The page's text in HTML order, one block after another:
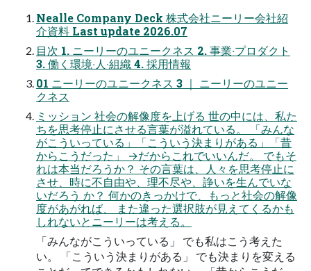
Nealle Company Deck 株式会社ニーリー会社紹
介資料 Last update 2026.07
⽬次 1. ニーリーのユニークネス 2. 事業‧プロダクト
3. 働く環境‧⼈‧組織 4. 採⽤情報
01 ニーリーのユニークネス 3 ｜ ニーリーのユニー
クネス
ミッション 社会の解像度を上げる 世の中には、私た
ちを思考停⽌にさせる⾔葉が溢れている。 「みんな
がこういっている」「こういう決まりがある」「昔
からこうだった」 →だからこれでいいんだ。 でもそ
れは本当だろうか？ その⾔葉は、⼈々を思考停⽌に
させ、時に不⾃由や、理不尽や、諍いを⽣んでいな
いだろう か？ 何かのきっかけで、もっと社会の解像
度があがれば、 また違った選択肢が⾒えてくるかも
しれないとニーリーは考える。
「みんながこういっている」 でも私はこう考えた
い。 「こういう決まりがある」 でも決まりを変える